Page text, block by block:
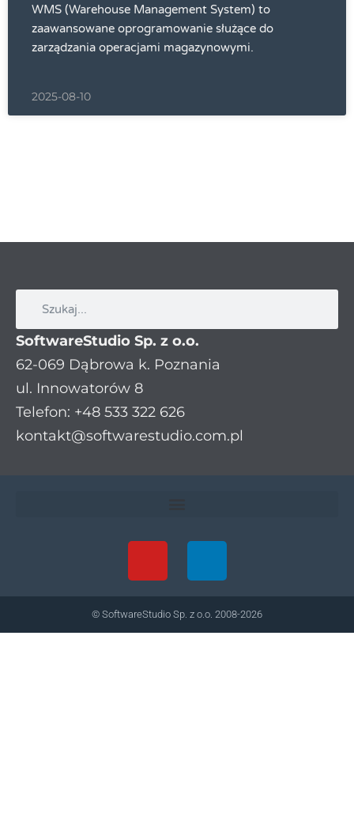
WMS (Warehouse Management System) to
zaawansowane oprogramowanie służące do
zarządzania operacjami magazynowymi.
2025-08-10
SoftwareStudio Sp. z o.o.
62-069 Dąbrowa k. Poznania
ul. Innowatorów 8
Telefon: +48 533 322 626
kontakt@softwarestudio.com.pl
© SoftwareStudio Sp. z o.o. 2008-2026